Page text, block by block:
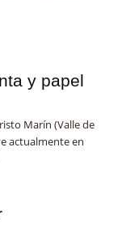
y papel
Marín (Valle de
actualmente en